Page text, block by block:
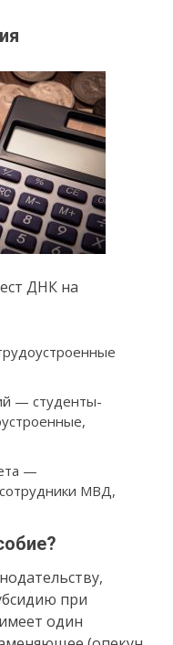
ДНК на
— студенты-
—
МВД,
при
один